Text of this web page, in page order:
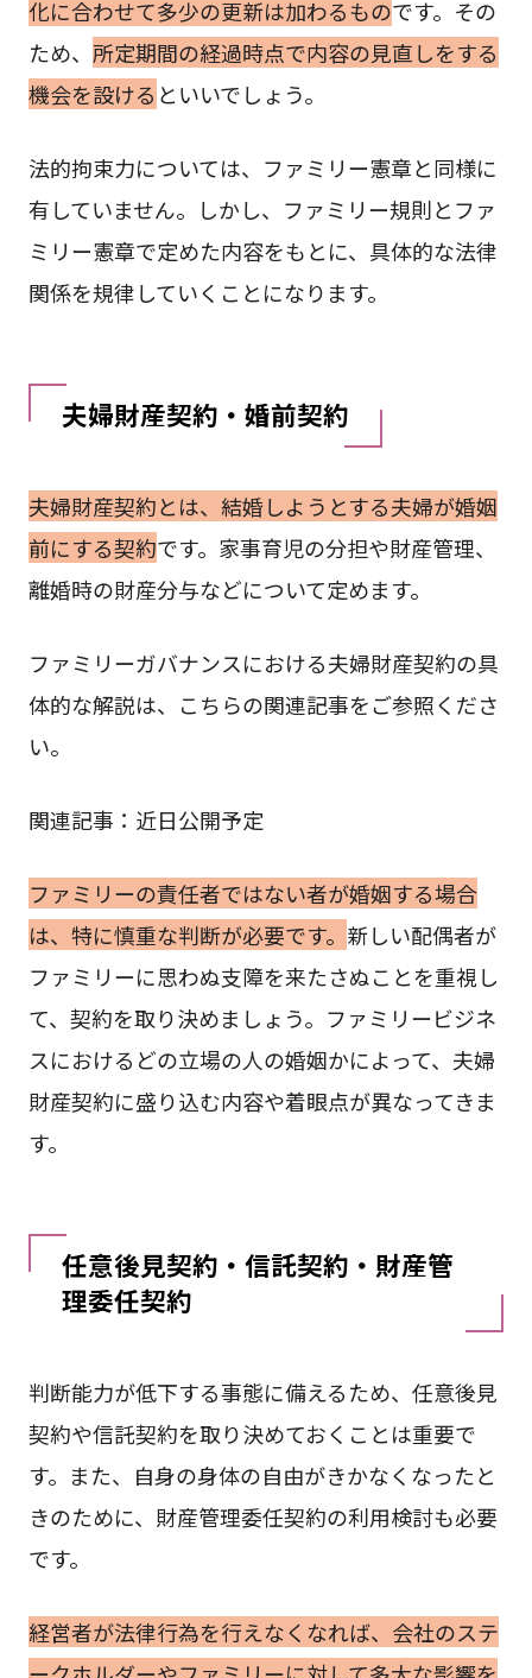
化に合わせて多少の更新は加わるものです。その
ため、 所定期間の経過時点で内容の見直しをする
機会を設ける といいでしょう。
法的拘束力については、ファミリー憲章と同様に
有していません。しかし、ファミリー規則とファ
ミリー憲章で定めた内容をもとに、具体的な法律
関係を規律していくことになります。
夫婦財産契約・婚前契約
夫婦財産契約とは、結婚しようとする夫婦が婚姻
前にする契約です。家事育児の分担や財産管理、
離婚時の財産分与などについて定めます。
ファミリーガバナンスにおける夫婦財産契約の具
体的な解説は、こちらの関連記事をご参照くださ
い。
関連記事：近日公開予定
ファミリーの責任者ではない者が婚姻する場合
は、特に慎重な判断が必要です。 新しい配偶者が
ファミリーに思わぬ支障を来たさぬことを重視し
て、契約を取り決めましょう。ファミリービジネ
スにおけるどの立場の人の婚姻かによって、夫婦
財産契約に盛り込む内容や着眼点が異なってきま
す。
任意後見契約・信託契約・財産管
理委任契約
判断能力が低下する事態に備えるため、任意後見
契約や信託契約を取り決めておくことは重要で
す。また、自身の身体の自由がきかなくなったと
きのために、財産管理委任契約の利用検討も必要
です。
経営者が法律行為を行えなくなれば、会社のステ